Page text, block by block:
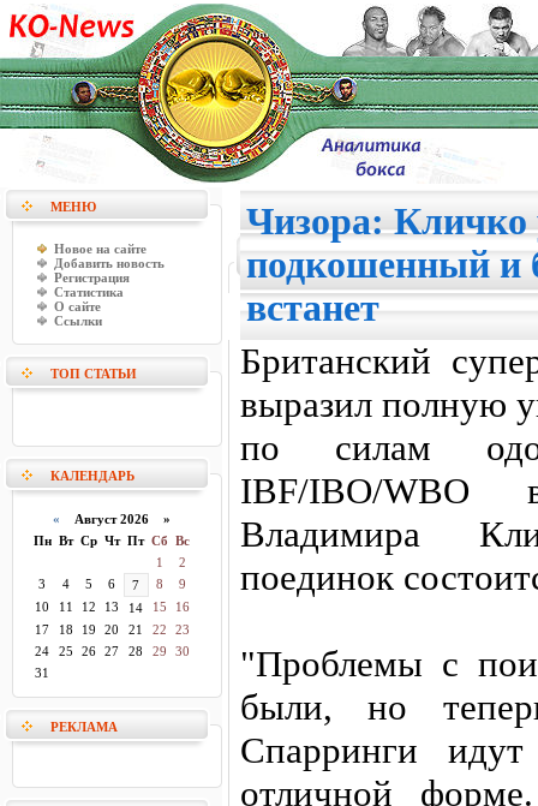
МЕНЮ
Новое на сайте
Добавить новость
Регистрация
Статистика
О сайте
Ссылки
ТОП СТАТЬИ
КАЛЕНДАРЬ
« Август 2026 »
Пн Вт Ср Чт Пт Сб Вс
1
2
3
4 5 6 7 8
9
10
11 12 13 14 15
16
17
18 19 20 21 22
23
24
25 26 27 28 29
30
31
РЕКЛАМА
Чизора: Кличко
подкошенный и
встанет
Британский
выразил полную
по силам
IBF/IBO/WBO
Владимира
поединок
"Проблемы с
были, но
Спарринги
отличной